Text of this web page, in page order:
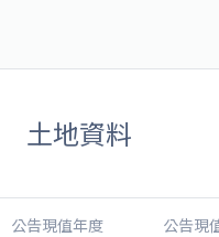
Party
土地資料
公告現值年度 公告現